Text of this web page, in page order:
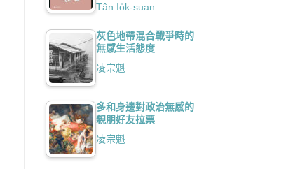
Tân Io̍k-suan
灰色地帶混合戰爭時的
無感生活態度
凌宗魁
多和身邊對政治無感的
親朋好友拉票
凌宗魁